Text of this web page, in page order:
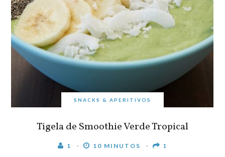
SNACKS & APERITIVOS
Tigela de Smoothie Verde Tropical
1 10 MINUTOS 1